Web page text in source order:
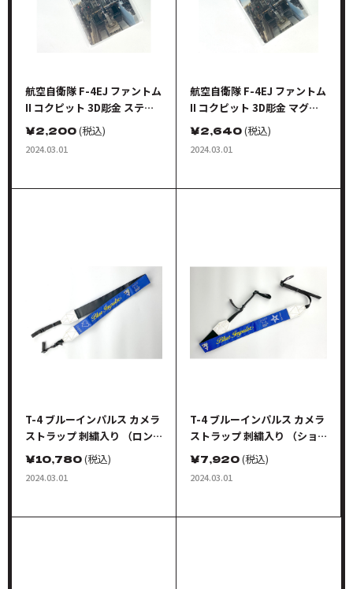
航空自衛隊 F-4EJ ファントム
II コクピット 3D彫金 ステッ
カー
￥2,200(税込)
2024.03.01
航空自衛隊 F-4EJ ファントム
II コクピット 3D彫金 マグネ
ットシート
￥2,640(税込)
2024.03.01
T-4 ブルーインパルス カメラ
ストラップ 刺繍入り （ロン
グストラップ 760mm)
￥10,780(税込)
2024.03.01
T-4 ブルーインパルス カメラ
ストラップ 刺繍入り （ショ
ートストラップ 520mm)
￥7,920(税込)
2024.03.01